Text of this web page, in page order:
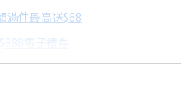
金額 配合銀行/業者
滿件最高送$68
電子禮券
聯名卡滿額最高回饋25%